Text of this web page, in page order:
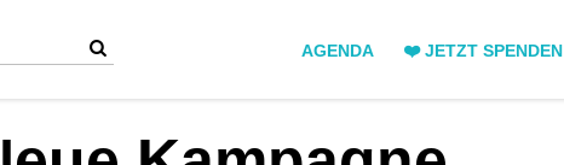
AGENDA ❤️ JETZT SPENDEN